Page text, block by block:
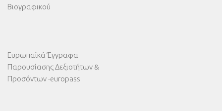
Βιογραφικού
Ευρωπαϊκά Έγγραφα
Παρουσίασης Δεξιοτήτων &
Προσόντων -europass